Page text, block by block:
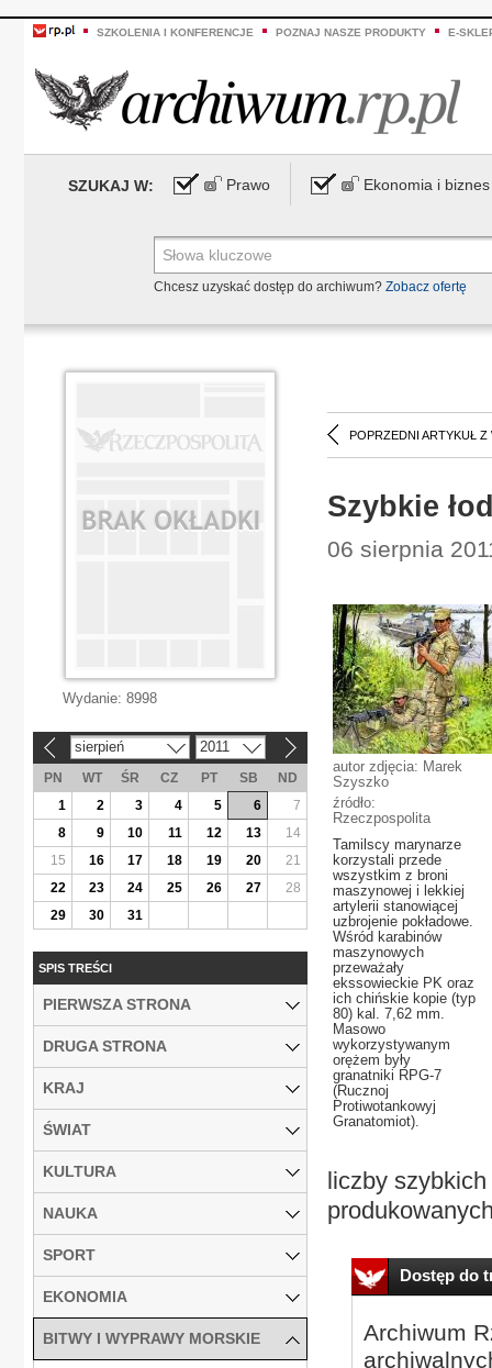
SZKOLENIA I KONFERENCJE POZNAJ NASZE PRODUKTY E-
SZUKAJ W: Prawo Ekonomia i biznes
Chcesz uzyskać dostęp do archiwum? Zobacz ofertę
POPRZEDNI ARTYKUŁ Z
Szybkie
06 sierpnia
autor zdjęcia: Marek
Szyszko
źródło:
Rzeczpospolita
Tamilscy marynarze
korzystali przede
wszystkim z broni
maszynowej i lekkiej
artylerii stanowiącej
uzbrojenie pokładowe.
Wśród karabinów
maszynowych
przeważały
ekssowieckie PK oraz
ich chińskie kopie (typ
80) kal. 7,62 mm.
Masowo
wykorzystywanym
orężem były
granatniki RPG-7
(Rucznoj
Protiwotankowyj
Granatomiot).
liczby
Dostęp do
Archiwum
Wydanie: 8998
sierpień 2011
PN WT ŚR CZ PT SB
ND
1
2 3 4 5 6
7
8
9 10 11 12 13
14
15
16 17 18 19 20
21
22
23 24 25 26 27
28
29
30 31
SPIS TREŚCI
PIERWSZA STRONA
DRUGA STRONA
KRAJ
ŚWIAT
KULTURA
NAUKA
SPORT
EKONOMIA
BITWY I WYPRAWY MORSKIE